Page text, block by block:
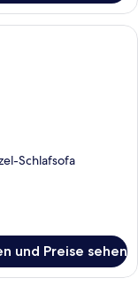
mit einer Couch,
Schlafsofa
und Preise sehen